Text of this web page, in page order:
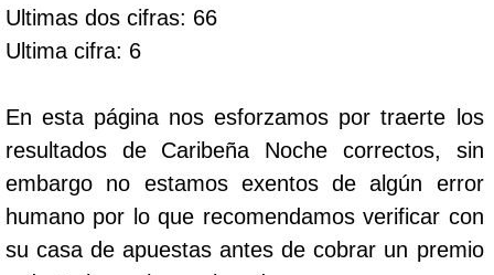
Ultimas dos cifras: 66
Ultima cifra: 6
En esta página nos esforzamos por traerte los
resultados de Caribeña Noche correctos, sin
embargo no estamos exentos de algún error
humano por lo que recomendamos verificar con
su casa de apuestas antes de cobrar un premio